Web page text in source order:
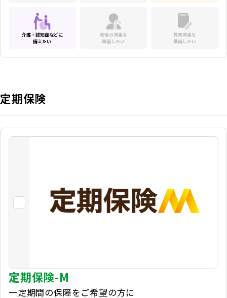
介護・認知症などに
備えたい
老後の資金を
準備したい
教育資金を
準備したい
定期保険
定期保険-M
一定期間の保障をご希望の方に